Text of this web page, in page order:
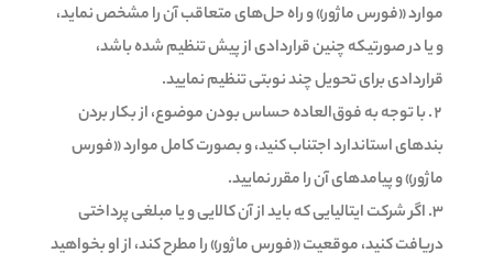
موارد «فورس ماژور» و راه حل‌های متعاقب آن را مشخص نماید،
و یا در صورتیکه چنین قراردادی از پیش تنظیم شده باشد،
قراردادی برای تحویل چند نوبتی تنظیم نمایید.
با توجه به فوق‌العاده حساس بودن موضوع، از بکار بردن
بندهای استاندارد اجتناب کنید، و بصورت کامل موارد «فورس
ماژور» و پیامدهای آن را مقرر نمایید.
اگر شرکت ایتالیایی که باید از آن کالایی و یا مبلغی پرداختی
دریافت کنید، موقعیت «فورس ماژور» را مطرح کند، از او بخواهید